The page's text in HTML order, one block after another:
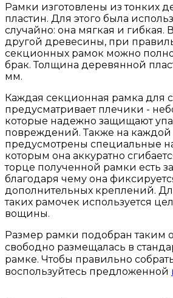
Рамки изготовлены из тонких
пластин. Для этого была
случайно: она мягкая и гибкая.
другой древесины, при
секционных рамок можно
брак. Толщина деревянной
мм.
Каждая секционная рамка для
предусматривает плечики -
которые надежно защищают
повреждений. Также на каждой
предусмотрены специальные
которым она аккуратно
торце полученной рамки есть
благодаря чему она
дополнительных креплений.
таких рамочек используется
вощины.
Размер рамки подобран таким
свободно размещалась в
рамке. Чтобы правильно
воспользуйтесь предложенной